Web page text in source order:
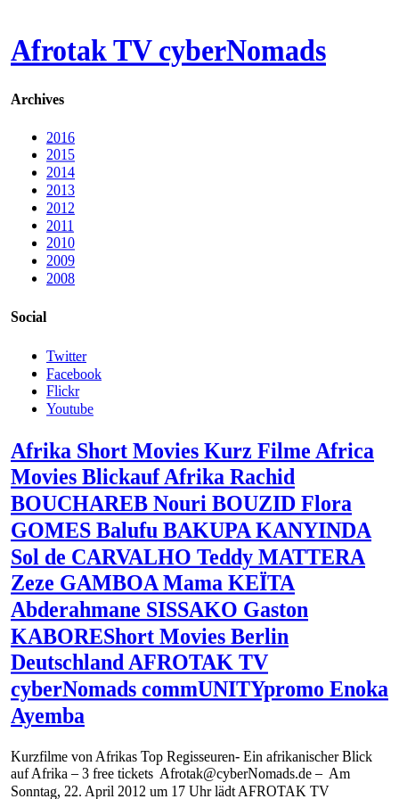
Afrotak TV cyberNomads
Archives
2016
2015
2014
2013
2012
2011
2010
2009
2008
Social
Twitter
Facebook
Flickr
Youtube
Afrika Short Movies Kurz Filme Africa
Movies Blickauf Afrika Rachid
BOUCHAREB Nouri BOUZID Flora
GOMES Balufu BAKUPA KANYINDA
Sol de CARVALHO Teddy MATTERA
Zeze GAMBOA Mama KEÏTA
Abderahmane SISSAKO Gaston
KABOREShort Movies Berlin
Deutschland AFROTAK TV
cyberNomads commUNITYpromo Enoka
Ayemba
Kurzfilme von Afrikas Top Regisseuren- Ein afrikanischer Blick
auf Afrika – 3 free tickets Afrotak@cyberNomads.de – Am
Sonntag, 22. April 2012 um 17 Uhr lädt AFROTAK TV